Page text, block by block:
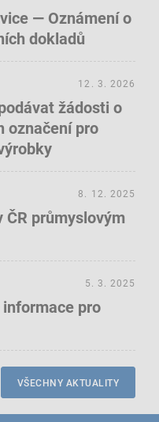
— Oznámení o
dokladů
žádosti o
označení pro
12. 3. 2026
ČR průmyslovým
8. 12. 2025
informace pro
5. 3. 2025
VŠECHNY AKTUALITY